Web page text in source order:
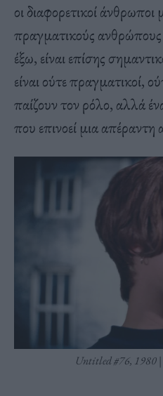
οι διαφορετικοί άνθρωποι
πραγματικούς
έξω, είναι επίσης
είναι ούτε πραγματικοί,
παίζουν τον ρόλο, αλλά
που επινοεί μια
Untitled #76, 1980